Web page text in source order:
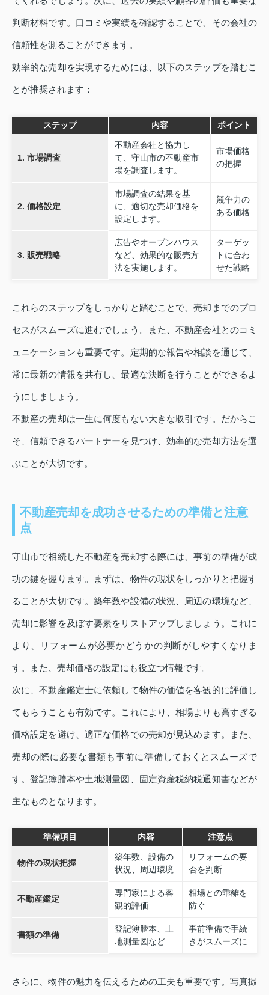
判断材料です。口コミや実績を確認することで、その会社の
信頼性を測ることができます。
効率的な売却を実現するためには、以下のステップを踏むこ
とが推奨されます：
ステップ 内容 ポイント
1. 市場調査
不動産会社と協力し
て、守山市の不動産市
場を調査します。
市場価格
の把握
2. 価格設定
市場調査の結果を基
に、適切な売却価格を
設定します。
競争力の
ある価格
3. 販売戦略
広告やオープンハウス
など、効果的な販売方
法を実施します。
ターゲッ
トに合わ
せた戦略
これらのステップをしっかりと踏むことで、売却までのプロ
セスがスムーズに進むでしょう。また、不動産会社とのコミ
ュニケーションも重要です。定期的な報告や相談を通じて、
常に最新の情報を共有し、最適な決断を行うことができるよ
うにしましょう。
不動産の売却は一生に何度もない大きな取引です。だからこ
そ、信頼できるパートナーを見つけ、効率的な売却方法を選
ぶことが大切です。
不動産売却を成功させるための準備と注意
点
守山市で相続した不動産を売却する際には、事前の準備が成
功の鍵を握ります。まずは、物件の現状をしっかりと把握す
ることが大切です。築年数や設備の状況、周辺の環境など、
売却に影響を及ぼす要素をリストアップしましょう。これに
より、リフォームが必要かどうかの判断がしやすくなりま
す。また、売却価格の設定にも役立つ情報です。
次に、不動産鑑定士に依頼して物件の価値を客観的に評価し
てもらうことも有効です。これにより、相場よりも高すぎる
価格設定を避け、適正な価格での売却が見込めます。また、
売却の際に必要な書類も事前に準備しておくとスムーズで
す。登記簿謄本や土地測量図、固定資産税納税通知書などが
主なものとなります。
準備項目 内容 注意点
物件の現状把握
築年数、設備の
状況、周辺環境
リフォームの要
否を判断
不動産鑑定
専門家による客
観的評価
相場との乖離を
防ぐ
書類の準備
登記簿謄本、土
地測量図など
事前準備で手続
きがスムーズに
さらに、物件の魅力を伝えるための工夫も重要です。写真撮